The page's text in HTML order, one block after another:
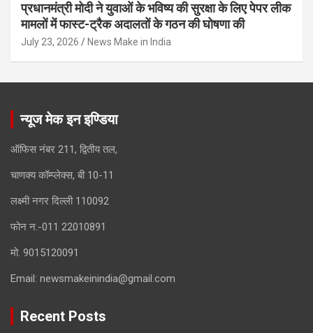
प्रधानमंत्री मोदी ने युवाओं के भविष्य की सुरक्षा के लिए पेपर लीक
मामलों में फास्ट-ट्रैक अदालतों के गठन की घोषणा की
July 23, 2026 News Make in India
न्यूज मेक इन इण्डिया
ऑफिस नंबर 211, द्वितीय तल,
चाणक्य कॉम्प्लेक्स, बी 10-11
लक्ष्मी नगर दिल्ली 110092
फोन न.-011 22010891
मो. 9015120091
Email: newsmakeinindia@gmail.com
Recent Posts